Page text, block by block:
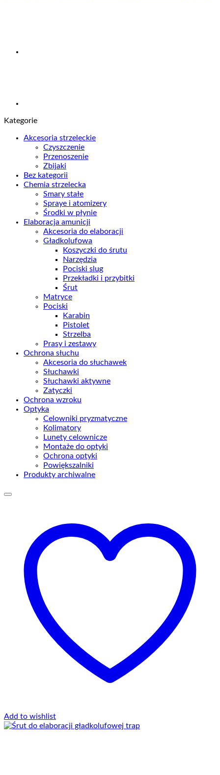
Kategorie
Akcesoria strzeleckie
Czyszczenie
Przenoszenie
Zbijaki
Bez kategorii
Chemia strzelecka
Smary stałe
Spraye i atomizery
Środki w płynie
Elaboracja amunicji
Akcesoria do elaboracji
Gładkolufowa
Koszyczki do śrutu
Narzędzia
Pociski slug
Przekładki i przybitki
Śrut
Matryce
Pociski
Karabin
Pistolet
Strzelba
Prasy i zestawy
Ochrona słuchu
Akcesoria do słuchawek
Słuchawki
Słuchawki aktywne
Zatyczki
Ochrona wzroku
Optyka
Celowniki pryzmatyczne
Kolimatory
Lunety celownicze
Montaże do optyki
Ochrona optyki
Powiększalniki
Produkty archiwalne
Add to wishlist